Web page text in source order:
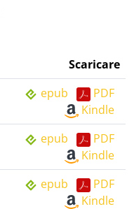
Scaricare
epub
PDF
Kindle
epub
PDF
Kindle
epub
PDF
Kindle